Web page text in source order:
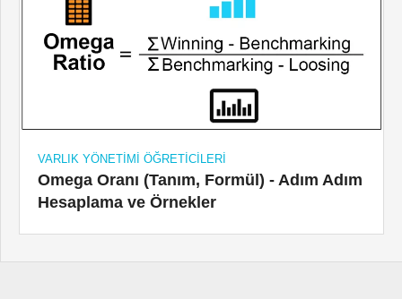
VARLIK YÖNETIMI ÖĞRETICILERI
Omega Oranı (Tanım, Formül) - Adım Adım
Hesaplama ve Örnekler